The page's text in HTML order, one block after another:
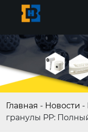
Главная - Новости -
гранулы PP: